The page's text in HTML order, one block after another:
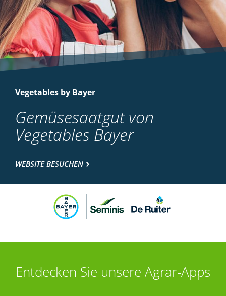
Vegetables by Bayer
Gemüsesaatgut von
Vegetables Bayer
WEBSITE BESUCHEN
Entdecken Sie unsere Agrar-Apps